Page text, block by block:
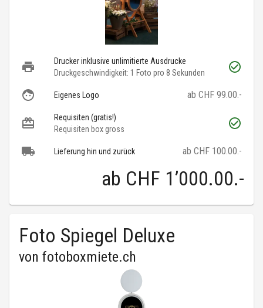
Drucker inklusive unlimitierte Ausdrucke
Druckgeschwindigkeit: 1 Foto pro 8 Sekunden
Eigenes Logo ab CHF 99.00.-
Requisiten (gratis!)
Requisiten box gross
Lieferung hin und zurück ab CHF 100.00.-
ab CHF 1’000.00.-
Foto Spiegel Deluxe
von fotoboxmiete.ch